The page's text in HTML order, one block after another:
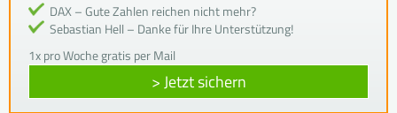
DAX – Gute Zahlen reichen nicht mehr?
Sebastian Hell – Danke für Ihre Unterstützung!
1x pro Woche gratis per Mail
> Jetzt sichern